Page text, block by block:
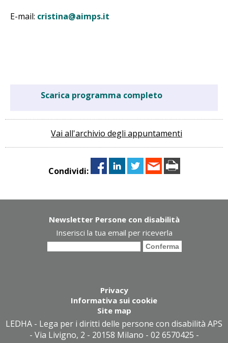
E-mail: cristina@aimps.it
Scarica programma completo
Vai all'archivio degli appuntamenti
Condividi:
Newsletter Persone con disabilità
Inserisci la tua email per riceverla
Privacy
Informativa sui cookie
Site map
LEDHA - Lega per i diritti delle persone con disabilità APS
- Via Livigno, 2 - 20158 Milano - 02 6570425 -